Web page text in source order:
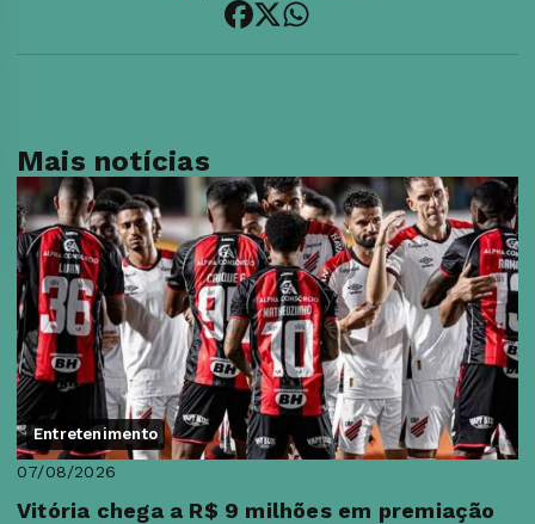
Mais notícias
Entretenimento
07/08/2026
Vitória chega a R$ 9 milhões em premiação